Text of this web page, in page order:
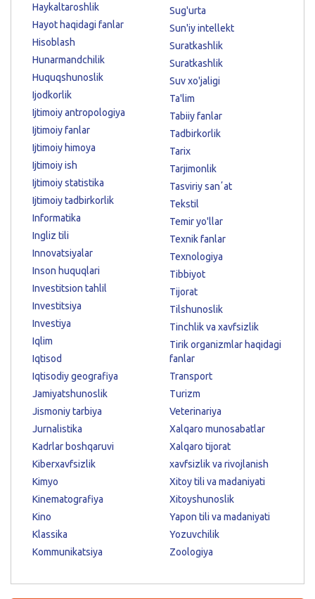
Haykaltaroshlik
Hayot haqidagi fanlar
Hisoblash
Hunarmandchilik
Huquqshunoslik
Ijodkorlik
Ijtimoiy antropologiya
Ijtimoiy fanlar
Ijtimoiy himoya
Ijtimoiy ish
Ijtimoiy statistika
Ijtimoiy tadbirkorlik
Informatika
Ingliz tili
Innovatsiyalar
Inson huquqlari
Investitsion tahlil
Investitsiya
Investiya
Iqlim
Iqtisod
Iqtisodiy geografiya
Jamiyatshunoslik
Jismoniy tarbiya
Jurnalistika
Kadrlar boshqaruvi
Kiberxavfsizlik
Kimyo
Kinematografiya
Kino
Klassika
Kommunikatsiya
Sug'urta
Sun'iy intellekt
Suratkashlik
Suratkashlik
Suv xo'jaligi
Ta'lim
Tabiiy fanlar
Tadbirkorlik
Tarix
Tarjimonlik
Tasviriy sanʼat
Tekstil
Temir yo'llar
Texnik fanlar
Texnologiya
Tibbiyot
Tijorat
Tilshunoslik
Tinchlik va xavfsizlik
Tirik organizmlar haqidagi
fanlar
Transport
Turizm
Veterinariya
Xalqaro munosabatlar
Xalqaro tijorat
xavfsizlik va rivojlanish
Xitoy tili va madaniyati
Xitoyshunoslik
Yapon tili va madaniyati
Yozuvchilik
Zoologiya